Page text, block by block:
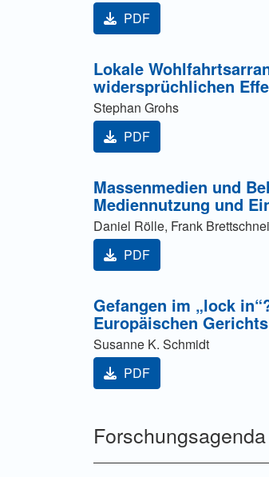
PDF
Lokale
widersprüchlichen
Stephan Grohs
PDF
Massenmedien und
Mediennutzung und
Daniel Rölle, Frank
PDF
Gefangen im „lock
Europäischen
Susanne K. Schmidt
PDF
Forschungsagenda